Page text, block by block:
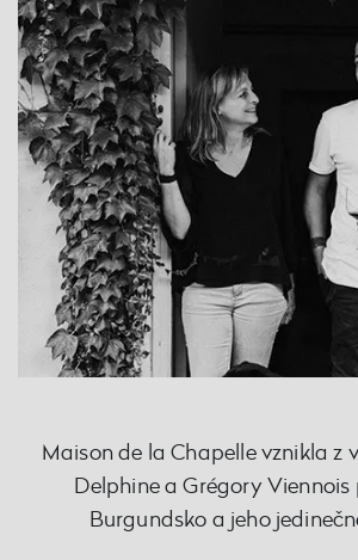
Maison de la Chapelle vznikla z
Delphine a Grégory Viennois
Burgundsko a jeho